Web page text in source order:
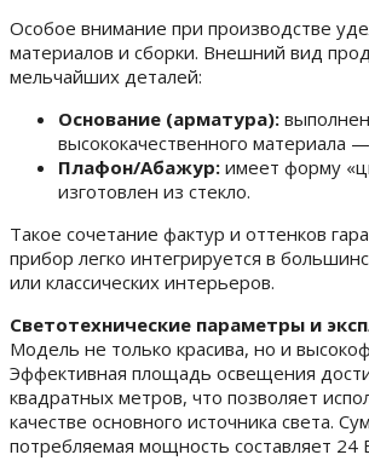
Особое внимание при производстве
материалов и сборки. Внешний вид
мельчайших деталей:
Основание (арматура):
высококачественного материала
Плафон/Абажур: имеет форму
изготовлен из стекло.
Такое сочетание фактур и оттенков
прибор легко интегрируется в
или классических интерьеров.
Светотехнические параметры и
Модель не только красива, но и
Эффективная площадь освещения
квадратных метров, что позволяет
качестве основного источника света.
потребляемая мощность составляет 24